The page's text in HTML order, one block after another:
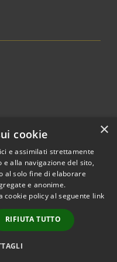
© 2026 • Comune di
Valbondione • Powered by
Municipium•
Accesso
redazione
×
cookie
e assimilati strettamente
alla navigazione del sito,
al solo fine di elaborare
e anonime.
cookie policy al seguente link
RIFIUTA TUTTO